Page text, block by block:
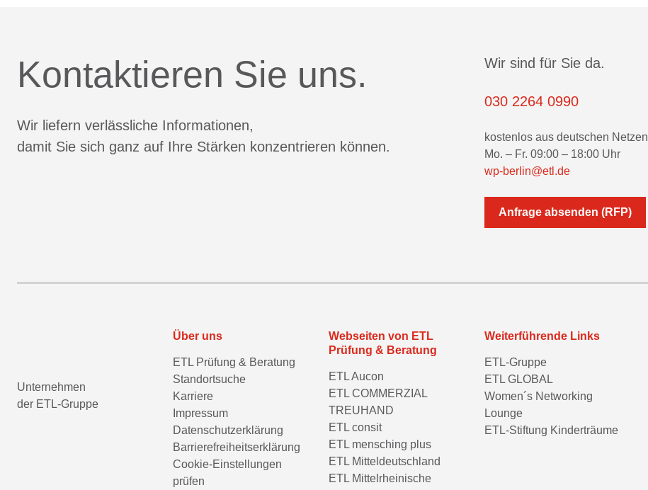
Kontaktieren Sie uns.
Wir liefern verlässliche Informationen,
damit Sie sich ganz auf Ihre Stärken konzentrieren können.
Wir sind für Sie da.
030 2264 0990
kostenlos aus deutschen Netzen
Mo. – Fr. 09:00 – 18:00 Uhr
wp-berlin@etl.de
Anfrage absenden (RFP)
Unternehmen
der ETL-Gruppe
Über uns
ETL Prüfung & Beratung
Standortsuche
Karriere
Impressum
Datenschutzerklärung
Barrierefreiheitserklärung
Cookie-Einstellungen
prüfen
Webseiten von ETL
Prüfung & Beratung
ETL Aucon
ETL COMMERZIAL
TREUHAND
ETL consit
ETL mensching plus
ETL Mitteldeutschland
ETL Mittelrheinische
Weiterführende Links
ETL-Gruppe
ETL GLOBAL
Women´s Networking
Lounge
ETL-Stiftung Kinderträume